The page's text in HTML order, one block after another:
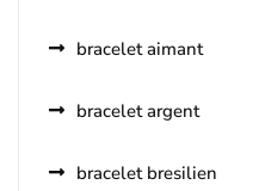
bracelet aimant
bracelet argent
bracelet bresilien